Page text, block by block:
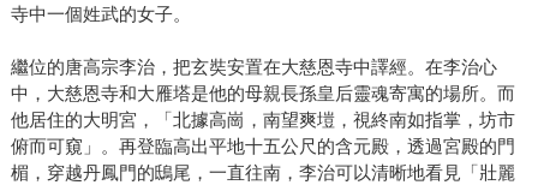
寺中一個姓武的女子。
繼位的唐高宗李治，把玄奘安置在大慈恩寺中譯經。在李治心
中，大慈恩寺和大雁塔是他的母親長孫皇后靈魂寄寓的場所。而
他居住的大明宮，「北據高崗，南望爽塏，視終南如指掌，坊市
俯而可窺」。再登臨高出平地十五公尺的含元殿，透過宮殿的門
楣，穿越丹鳳門的鴟尾，一直往南，李治可以清晰地看見「壯麗